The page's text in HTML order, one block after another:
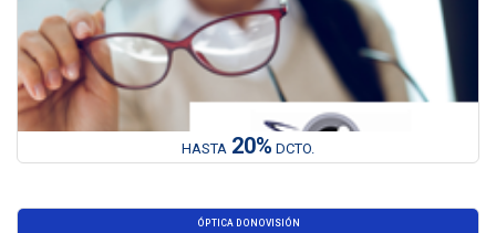
HASTA 20% DCTO.
ÓPTICA DONOVISIÓN